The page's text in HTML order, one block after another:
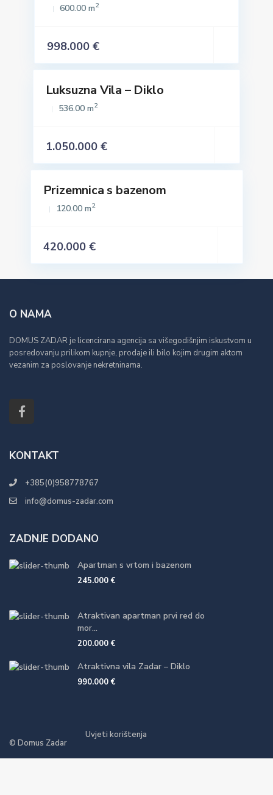
600.00 m2
998.000 €
Istaknuto
Luksuzna Vila – Diklo
536.00 m2
1.050.000 €
Istaknuto
Prizemnica s bazenom
120.00 m2
420.000 €
O NAMA
DOMUS ZADAR je licencirana agencija sa višegodišnjim iskustvom u
posredovanju prilikom kupnje, prodaje ili bilo kojim drugim aktom
vezanim za poslovanje nekretninama.
KONTAKT
+385(0)958778767
info@domus-zadar.com
ZADNJE DODANO
Apartman s vrtom i bazenom
245.000 €
Atraktivan apartman prvi red do
mor...
200.000 €
Atraktivna vila Zadar – Diklo
990.000 €
© Domus Zadar
Uvjeti korištenja